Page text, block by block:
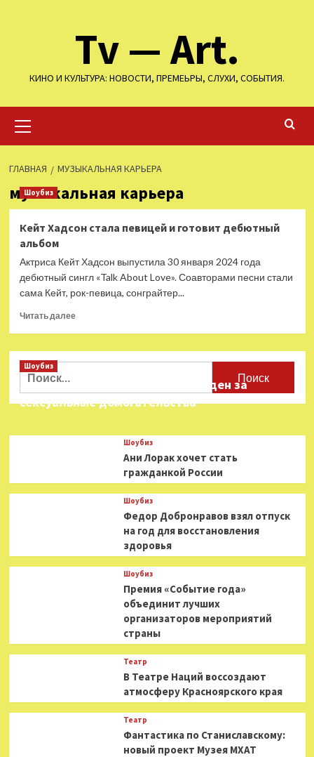
Tv — Art.
КИНО И КУЛЬТУРА: НОВОСТИ, ПРЕМЕЬРЫ, СЛУХИ, СОБЫТИЯ.
меню
ГЛАВНАЯ МУЗЫКАЛЬНАЯ КАРЬЕРА
музыкальная карьера
Шоубиз
Кейт Хадсон стала певицей и готовит дебютный
альбом
Актриса Кейт Хадсон выпустила 30 января 2024 года
дебютный сингл «Talk About Love». Соавторами песни стали
сама Кейт, рок-певица, сонграйтер...
Читать далееПрочитать
Кейт
певицей
и
дебютный
Найти:
Шоубиз
Звезда «Игры в кальмара» осужден за
сексуальные домогательства
Шоубиз
Ани Лорак хочет стать
гражданкой России
Шоубиз
Федор Добронравов взял отпуск
на год для восстановления
здоровья
Шоубиз
Премия «Событие года»
объединит лучших
организаторов мероприятий
страны
Театр
В Театре Наций воссоздают
атмосферу Красноярского края
Театр
Фантастика по Станиславскому:
новый проект Музея МХАТ